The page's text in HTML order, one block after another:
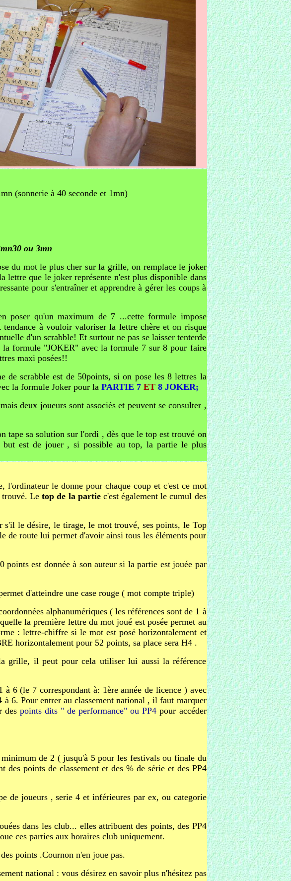
(sonnerie à 40 seconde et 1mn)
ou 3mn
du mot le plus cher sur la grille, on remplace le joker
que le joker représente n'est plus disponible dans
pour s'entraîner et apprendre à gérer les coups à
poser qu'un maximum de 7 ...cette formule impose
tendance à vouloir valoriser la lettre chère et on risque
d'un scrabble! Et surtout ne pas se laisser tenterde
formule "JOKER" avec la formule 7 sur 8 pour faire
maxi posées!!
scrabble est de 50points, si on pose les 8 lettres la
la formule Joker pour la PARTIE 7 ET8 JOKER;
deux joueurs sont associés et peuvent se consulter ,
tape sa solution sur l'ordi , dès que le top est trouvé on
but est de jouer , si possible au top, la partie le plus
l'ordinateur le donne pour chaque coup et c'est ce mot
trouvé. Le top de la partiec'est également le cumul des
s'il le désire, le tirage, le mot trouvé, ses points, le Top
de route lui permet d'avoir ainsi tous les éléments pour
est donnée à son auteur si la partie est jouée par
d'atteindre une case rouge ( mot compte triple)
alphanumériques ( les références sont de 1 à
la première lettre du mot joué est posée permet au
: lettre-chiffre si le mot est posé horizontalement et
horizontalement pour 52 points, sa place sera H4 .
grille, il peut pour cela utiliser lui aussi la référence
à 6 (le 7 correspondant à: 1ère année de licence ) avec
6. Pour entrer au classement national , il faut marquer
des points dits " de performance" ou PP4 pour accéder
de 2 ( jusqu'à 5 pour les festivals ou finale du
points de classement et des % de série et des PP4
de joueurs , serie 4 et inférieures par ex, ou categorie
dans les club... elles attribuent des points, des PP4
ces parties aux horaires club uniquement.
points .Cournon n'en joue pas.
national : vous désirez en savoir plus n'hésitez pas